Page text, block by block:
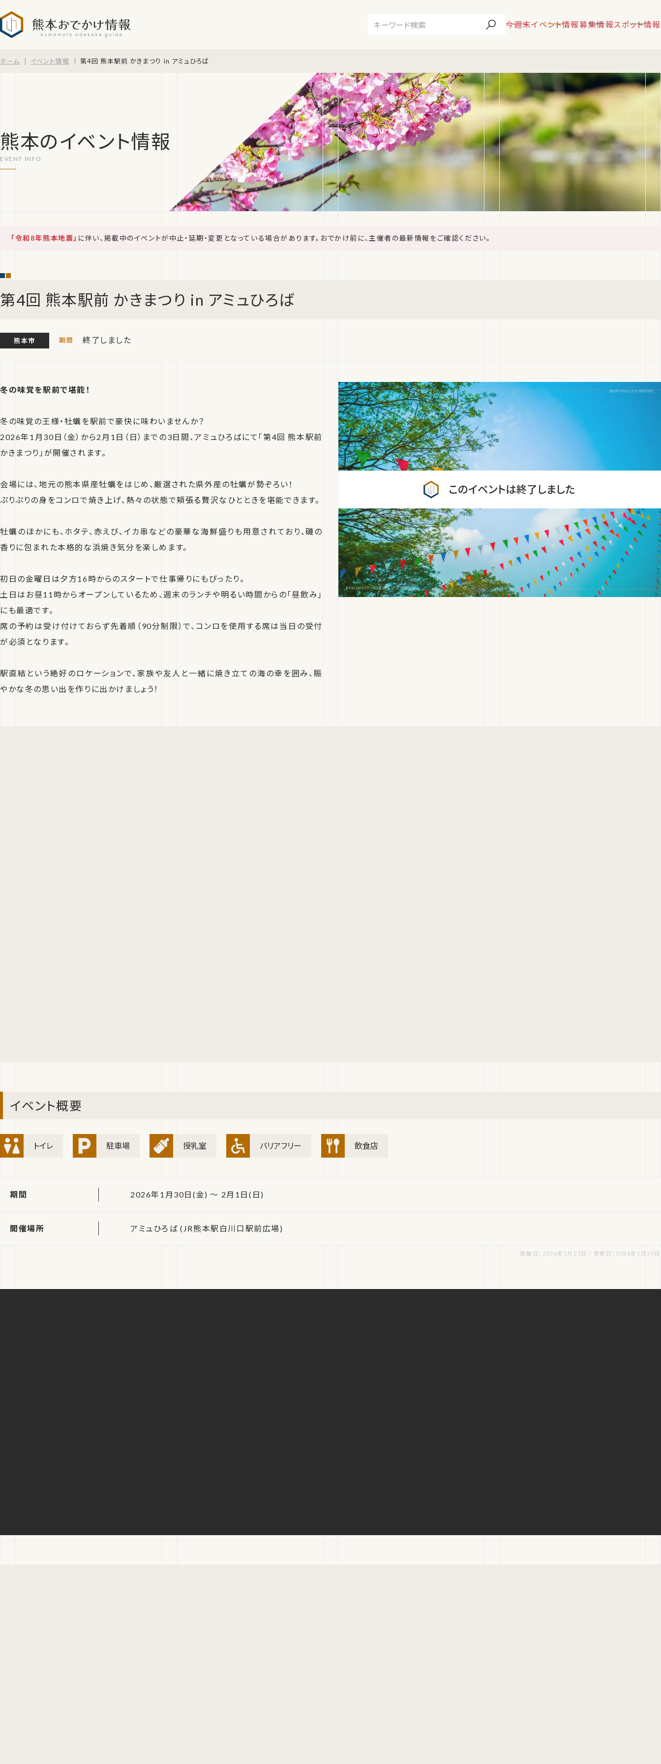
今週末イベント情報募集情報スポット情報
ホーム イベント情報 第4回 熊本駅前 かきまつり in アミュひろば
熊本のイベント情報
「令和8年熊本地震」 に伴い、掲載中のイベントが中止・延期・変更となっている場合があります。おでかけ前に、主催者の最新情報をご確認ください。
第4回 熊本駅前 かきまつり in アミュひろば
熊本市 終了しました
冬の味覚を駅前で堪能！
冬の味覚の王様・牡蠣を駅前で豪快に味わいませんか？
2026年1月30日（金）から2月1日（日）までの3日間、アミュひろばにて「第4回 熊本駅前
かきまつり」が開催されます。
会場には、地元の熊本県産牡蠣をはじめ、厳選された県外産の牡蠣が勢ぞろい！
ぷりぷりの身をコンロで焼き上げ、熱々の状態で頬張る贅沢なひとときを堪能できます。
牡蠣のほかにも、ホタテ、赤えび、イカ串などの豪華な海鮮盛りも用意されており、磯の
香りに包まれた本格的な浜焼き気分を楽しめます。
初日の金曜日は夕方16時からのスタートで仕事帰りにもぴったり。
土日はお昼11時からオープンしているため、週末のランチや明るい時間からの「昼飲み」
にも最適です。
席の予約は受け付けておらず先着順（90分制限）で、コンロを使用する席は当日の受付
が必須となります。
駅直結という絶好のロケーションで、家族や友人と一緒に焼き立ての海の幸を囲み、賑
やかな冬の思い出を作りに出かけましょう！
イベント概要
トイレ 駐車場 授乳室 バリアフリー 飲食店
期間 2026年1月30日(金) ～ 2月1日(日)
開催場所 アミュひろば (JR熊本駅白川口駅前広場)
掲載日：2026年1月23日 / 更新日：2026年1月29日